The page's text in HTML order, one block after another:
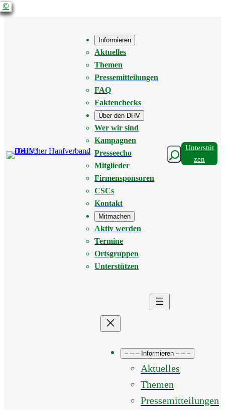
Zum
Informieren
Aktuelles
Themen
Pressemitteilungen
FAQ
Faktenchecks
Über den DHV
Wer wir sind
Kampagnen
Presseecho
Mitglieder
Firmensponsoren
CSCs
Kontakt
Mitmachen
Aktiv werden
Termine
Ortsgruppen
Unterstützen
SuchenUnterstüt
Zen
– – – Informieren – – –
Aktuelles
Themen
Pressemitteilungen
©
©
©
©
©
©
©
©
©
©